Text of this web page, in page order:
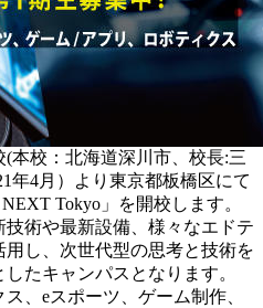
校：北海道深川市、校長:三
年4月）より東京都板橋区にて
Tokyo」を開校します。
術や最新設備、様々なエドテ
し、次世代型の思考と技術を
たキャンパスとなります。
、eスポーツ、ゲーム制作、